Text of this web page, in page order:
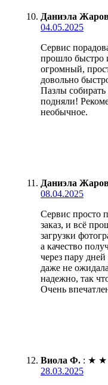
Даниэла
04.05.2025
Сервис
прошло быстро
огромный,
довольно
Пазлы собирать
подняли!
необычное.
Даниэла
08.04.2025
Сервис просто
заказ, и всё
загрузки
а качество
через пару
даже не
надежно, так
Очень
Виола Ф. : ★ ★
28.03.2025